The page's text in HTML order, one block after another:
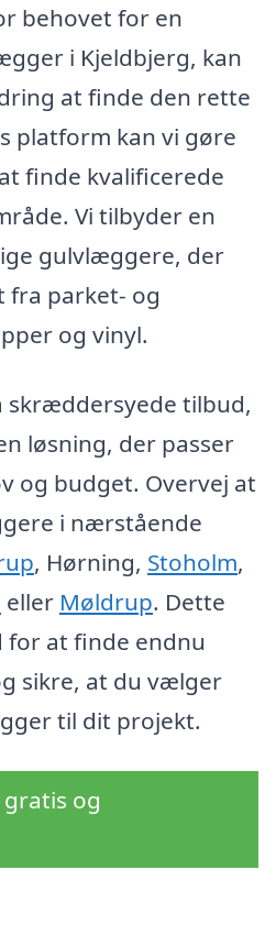
behovet for en
i Kjeldbjerg, kan
at finde den rette
platform kan vi gøre
finde kvalificerede
Vi tilbyder en
gulvlæggere, der
fra parket- og
og vinyl.
skræddersyede tilbud,
løsning, der passer
og budget. Overvej at
i nærstående
, Hørning, Stoholm,
eller Møldrup. Dette
for at finde endnu
sikre, at du vælger
til dit projekt.
og